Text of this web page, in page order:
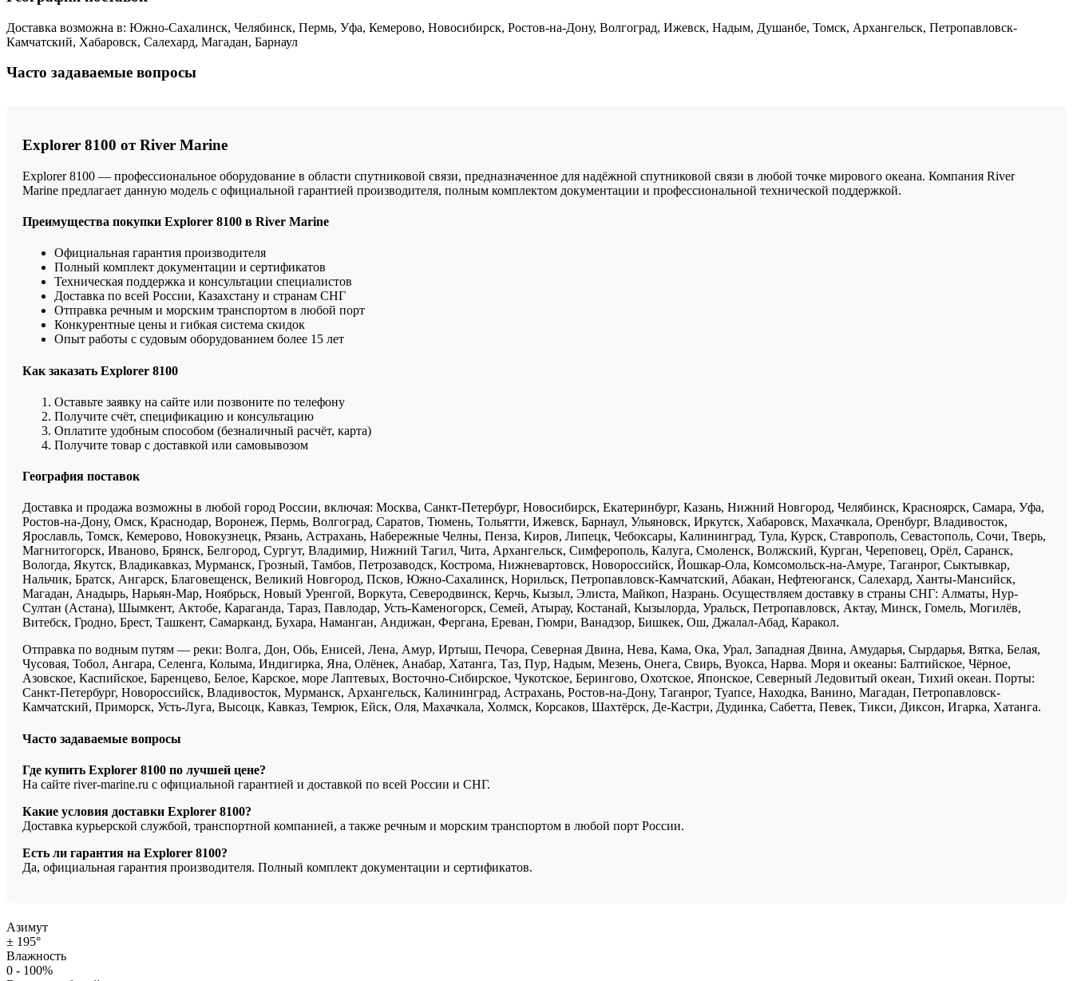
Доставка возможна в: Южно-Сахалинск, Челябинск, Пермь, Уфа, Кемерово, Новосибирск, Ростов-на-Дону, Волгоград, Ижевск, Надым, Душанбе, Томск, Архангельск, Петропавловск-
Камчатский, Хабаровск, Салехард, Магадан, Барнаул
Часто задаваемые вопросы
Explorer 8100 от River Marine
Explorer 8100 — профессиональное оборудование в области спутниковой связи, предназначенное для надёжной спутниковой связи в любой точке мирового океана. Компания River
Marine предлагает данную модель с официальной гарантией производителя, полным комплектом документации и профессиональной технической поддержкой.
Преимущества покупки Explorer 8100 в River Marine
Официальная гарантия производителя
Полный комплект документации и сертификатов
Техническая поддержка и консультации специалистов
Доставка по всей России, Казахстану и странам СНГ
Отправка речным и морским транспортом в любой порт
Конкурентные цены и гибкая система скидок
Опыт работы с судовым оборудованием более 15 лет
Как заказать Explorer 8100
Оставьте заявку на сайте или позвоните по телефону
Получите счёт, спецификацию и консультацию
Оплатите удобным способом (безналичный расчёт, карта)
Получите товар с доставкой или самовывозом
География поставок
Доставка и продажа возможны в любой город России, включая: Москва, Санкт-Петербург, Новосибирск, Екатеринбург, Казань, Нижний Новгород, Челябинск, Красноярск, Самара, Уфа,
Ростов-на-Дону, Омск, Краснодар, Воронеж, Пермь, Волгоград, Саратов, Тюмень, Тольятти, Ижевск, Барнаул, Ульяновск, Иркутск, Хабаровск, Махачкала, Оренбург, Владивосток,
Ярославль, Томск, Кемерово, Новокузнецк, Рязань, Астрахань, Набережные Челны, Пенза, Киров, Липецк, Чебоксары, Калининград, Тула, Курск, Ставрополь, Севастополь, Сочи, Тверь,
Магнитогорск, Иваново, Брянск, Белгород, Сургут, Владимир, Нижний Тагил, Чита, Архангельск, Симферополь, Калуга, Смоленск, Волжский, Курган, Череповец, Орёл, Саранск,
Вологда, Якутск, Владикавказ, Мурманск, Грозный, Тамбов, Петрозаводск, Кострома, Нижневартовск, Новороссийск, Йошкар-Ола, Комсомольск-на-Амуре, Таганрог, Сыктывкар,
Нальчик, Братск, Ангарск, Благовещенск, Великий Новгород, Псков, Южно-Сахалинск, Норильск, Петропавловск-Камчатский, Абакан, Нефтеюганск, Салехард, Ханты-Мансийск,
Магадан, Анадырь, Нарьян-Мар, Ноябрьск, Новый Уренгой, Воркута, Северодвинск, Керчь, Кызыл, Элиста, Майкоп, Назрань. Осуществляем доставку в страны СНГ: Алматы, Нур-
Султан (Астана), Шымкент, Актобе, Караганда, Тараз, Павлодар, Усть-Каменогорск, Семей, Атырау, Костанай, Кызылорда, Уральск, Петропавловск, Актау, Минск, Гомель, Могилёв,
Витебск, Гродно, Брест, Ташкент, Самарканд, Бухара, Наманган, Андижан, Фергана, Ереван, Гюмри, Ванадзор, Бишкек, Ош, Джалал-Абад, Каракол.
Отправка по водным путям — реки: Волга, Дон, Обь, Енисей, Лена, Амур, Иртыш, Печора, Северная Двина, Нева, Кама, Ока, Урал, Западная Двина, Амударья, Сырдарья, Вятка, Белая,
Чусовая, Тобол, Ангара, Селенга, Колыма, Индигирка, Яна, Олёнек, Анабар, Хатанга, Таз, Пур, Надым, Мезень, Онега, Свирь, Вуокса, Нарва. Моря и океаны: Балтийское, Чёрное,
Азовское, Каспийское, Баренцево, Белое, Карское, море Лаптевых, Восточно-Сибирское, Чукотское, Берингово, Охотское, Японское, Северный Ледовитый океан, Тихий океан. Порты:
Санкт-Петербург, Новороссийск, Владивосток, Мурманск, Архангельск, Калининград, Астрахань, Ростов-на-Дону, Таганрог, Туапсе, Находка, Ванино, Магадан, Петропавловск-
Камчатский, Приморск, Усть-Луга, Высоцк, Кавказ, Темрюк, Ейск, Оля, Махачкала, Холмск, Корсаков, Шахтёрск, Де-Кастри, Дудинка, Сабетта, Певек, Тикси, Диксон, Игарка, Хатанга.
Часто задаваемые вопросы
Где купить Explorer 8100 по лучшей цене?
На сайте river-marine.ru с официальной гарантией и доставкой по всей России и СНГ.
Какие условия доставки Explorer 8100?
Доставка курьерской службой, транспортной компанией, а также речным и морским транспортом в любой порт России.
Есть ли гарантия на Explorer 8100?
Да, официальная гарантия производителя. Полный комплект документации и сертификатов.
Азимут
± 195°
Влажность
0 - 100%